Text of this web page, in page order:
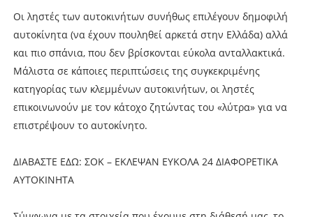
Οι ληστές των αυτοκινήτων συνήθως επιλέγουν δημοφιλή
αυτοκίνητα (να έχουν πουληθεί αρκετά στην Ελλάδα) αλλά
και πιο σπάνια, που δεν βρίσκονται εύκολα ανταλλακτικά.
Μάλιστα σε κάποιες περιπτώσεις της συγκεκριμένης
κατηγορίας των κλεμμένων αυτοκινήτων, οι ληστές
επικοινωνούν με τον κάτοχο ζητώντας του «λύτρα» για να
επιστρέψουν το αυτοκίνητο.
ΔΙΑΒΑΣΤΕ ΕΔΩ: ΣΟΚ – ΕΚΛΕΨΑΝ ΕΥΚΟΛΑ 24 ΔΙΑΦΟΡΕΤΙΚΑ
ΑΥΤΟΚΙΝΗΤΑ